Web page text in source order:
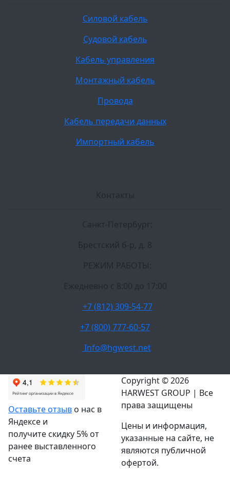
Силовой кабель
Судовой кабель
Кабель управления
Монтажный кабель
Провода
Кабель передачи данных
Импортный кабель
Контакты
Санкт-Петербург:
Брестский б-р, д. 8
РЕЖИМ РАБОТЫ:
Ежедневно c 8:00 до 17:00
+7 (812) 309-54-77
+7 (800) 777-60-57
Info@hgwest.net
Оставьте отзыв о нас в
Яндексе и
получите скидку 5% от
ранее выставленного
счета
Copyright © 2026
HARWEST GROUP | Все
права защищены
Цены и информация,
указанные на сайте, не
являются публичной
офертой.